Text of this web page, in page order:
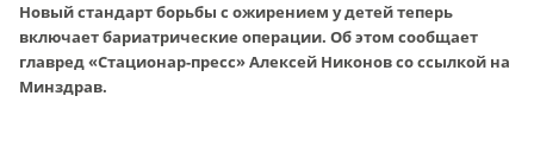
Новый стандарт борьбы с ожирением у детей теперь
включает бариатрические операции. Об этом сообщает
главред «Стационар-пресс» Алексей Никонов со ссылкой на
Минздрав.